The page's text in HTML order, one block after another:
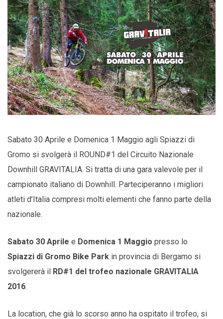
Sabato 30 Aprile e Domenica 1 Maggio agli Spiazzi di
Gromo si svolgerà il ROUND#1 del Circuito Nazionale
Downhill GRAVITALIA. Si tratta di una gara valevole per il
campionato italiano di Downhill. Parteciperanno i migliori
atleti d’Italia compresi molti elementi che fanno parte della
nazionale.
Sabato 30 Aprile e Domenica 1 Maggio presso lo
Spiazzi di Gromo Bike Park in provincia di Bergamo si
svolgererà il RD#1 del trofeo nazionale GRAVITALIA
2016.
La location, che già lo scorso anno ha ospitato il trofeo, si